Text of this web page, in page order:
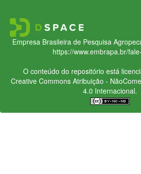
Empresa Brasileira de Pesquisa
https://www.embrapa.br/
O conteúdo do repositório está
Creative CommonsAtribuição -
4.0 Internacional.